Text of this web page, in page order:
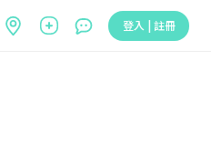
登入 | 註冊